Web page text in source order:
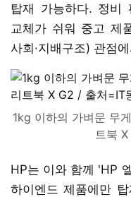
탑재 가능하다. 정비
교체가 쉬워 중고 제
사회·지배구조) 관점
1kg 이하의 가벼문 무
트북
HP는 이와 함께 'HP
하이엔드 제품에만